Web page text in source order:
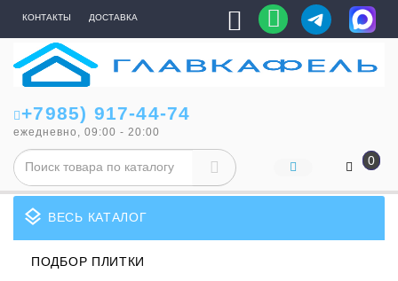
КОНТАКТЫ ДОСТАВКА
+7985) 917-44-74
ежедневно, 09:00 - 20:00
0
layers ВЕСЬ КАТАЛОГ
ПОДБОР ПЛИТКИ